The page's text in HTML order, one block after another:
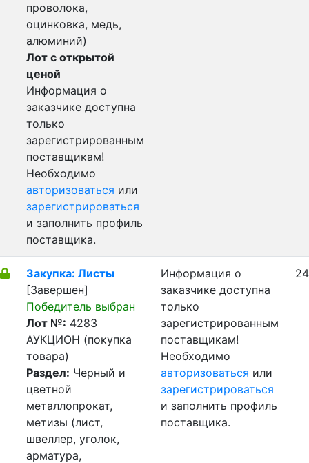
проволока,
оцинковка, медь,
алюминий)
Лот с открытой
ценой
Информация о
заказчике доступна
только
зарегистрированным
поставщикам!
Необходимо
авторизоваться или
зарегистрироваться
и заполнить профиль
поставщика.
Закупка: Листы
[Завершен]
Победитель выбран
Лот №: 4283
АУКЦИОН (покупка
товара)
Раздел: Черный и
цветной
металлопрокат,
метизы (лист,
швеллер, уголок,
арматура,
Информация о
заказчике доступна
только
зарегистрированным
поставщикам!
Необходимо
авторизоваться или
зарегистрироваться
и заполнить профиль
поставщика.